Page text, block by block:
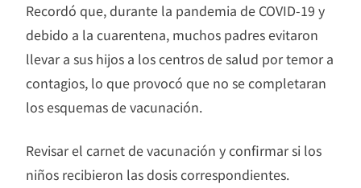
Recordó que, durante la pandemia de COVID-19 y
debido a la cuarentena, muchos padres evitaron
llevar a sus hijos a los centros de salud por temor a
contagios, lo que provocó que no se completaran
los esquemas de vacunación.
Revisar el carnet de vacunación y confirmar si los
niños recibieron las dosis correspondientes.